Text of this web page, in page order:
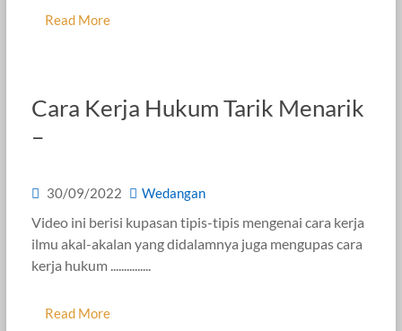
Read More
Cara Kerja Hukum Tarik Menarik
–
30/09/2022 Wedangan
Video ini berisi kupasan tipis-tipis mengenai cara kerja
ilmu akal-akalan yang didalamnya juga mengupas cara
kerja hukum ...............
Read More